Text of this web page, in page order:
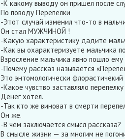
-К какому выводу он пришел после
По поводу Перепелки
-Этот случай изменил что-то в
Он стал МУЖЧИНОЙ !
-Какую характеристику дадите
-Как вы охарактеризуете мальчика
Взросление мальчика явно пошло ему
-Почему рассказ называется
Это энтомологически
-Какое чувство заставляло
Денег хотел.
-Так кто же виноват в смерти
Он же.
-В чем заключается смысл рассказа?
В смысле жизни — за многим не